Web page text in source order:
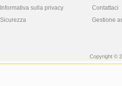
Informativa sulla privacy
Sicurezza
Contattaci
Gestione
Copyright ©